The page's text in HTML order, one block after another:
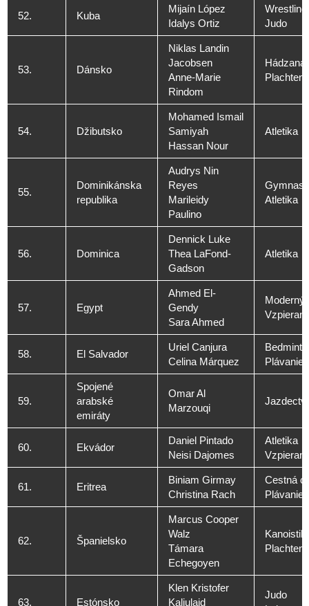
52. Kuba
Mijaín López
Idalys Ortiz
Wrestling
Judo
53. Dánsko
Niklas Landin
Jacobsen
Anne-Marie
Rindom
Hádzaná
54. Džibutsko
Mohamed Ismail
Samiyah
Hassan Nour
Atletika
55.
Dominikánska
republika
Audrys Nin
Reyes
Marileidy
Paulino
Atletika
56. Dominica
Dennick Luke
Thea LaFond-
Gadson
Atletika
57. Egypt
Ahmed El-
Gendy
Sara Ahmed
Moderný
58. El Salvador
Uriel Canjura
Celina Márquez
Plávanie
59.
Spojené
arabské
emiráty
Omar Al
Marzouqi
60. Ekvádor
Daniel Pintado
Neisi Dajomes
Atletika
61. Eritrea
Biniam Girmay
Christina Rach
Cestná
Plávanie
62. Španielsko
Marcus Cooper
Walz
Támara
Echegoyen
63. Estónsko
Klen Kristofer
Kaljulaid
Judo